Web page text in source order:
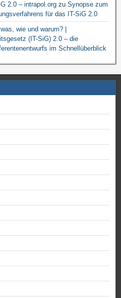
2.0 – intrapol.org zu Synopse zum
für das IT-SiG 2.0
wie und warum? |
(IT-SiG) 2.0 – die
im Schnellüberblick